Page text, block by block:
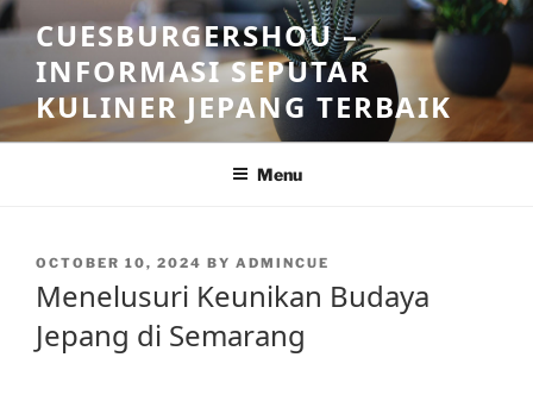
Skip
to
content
CUESBURGERSHOU –
INFORMASI SEPUTAR
KULINER JEPANG TERBAIK
Menu
POSTED
OCTOBER 10, 2024 BY ADMINCUE
Menelusuri Keunikan Budaya
Jepang di Semarang